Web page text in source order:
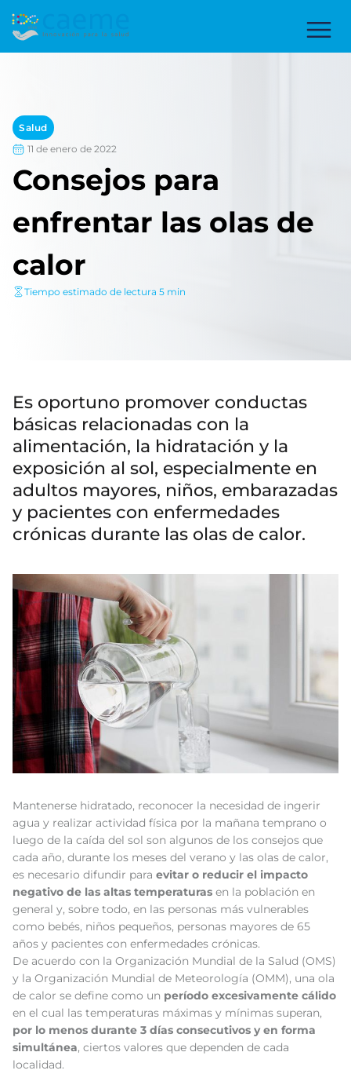
Salud
11 de enero de 2022
Consejos para
enfrentar las olas de
calor
Tiempo estimado de lectura 5 min
Es oportuno promover conductas
básicas relacionadas con la
alimentación, la hidratación y la
exposición al sol, especialmente en
adultos mayores, niños, embarazadas
y pacientes con enfermedades
crónicas durante las olas de calor.
Mantenerse hidratado, reconocer la necesidad de ingerir
agua y realizar actividad física por la mañana temprano o
luego de la caída del sol son algunos de los consejos que
cada año, durante los meses del verano y las olas de calor,
es necesario difundir para evitar o reducir el impacto
negativo de las altas temperaturas en la población en
general y, sobre todo, en las personas más vulnerables
como bebés, niños pequeños, personas mayores de 65
años y pacientes con enfermedades crónicas.
De acuerdo con la Organización Mundial de la Salud (OMS)
y la Organización Mundial de Meteorología (OMM), una ola
de calor se define como un período excesivamente cálido
en el cual las temperaturas máximas y mínimas superan,
por lo menos durante 3 días consecutivos y en forma
simultánea, ciertos valores que dependen de cada
localidad.